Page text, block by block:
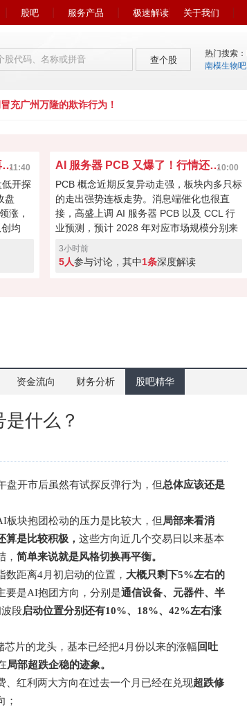
股吧 服务产品 极速解读 关于我们
查个股
热门搜索：
南模生物吧
充广州万隆的欺诈行为！
早盘出现一大隐患！科技股要再次吸干大盘？11:40
开探
盘
涨，
均
成交
起大
AI 服务器 PCB 又爆了！行情还能走多远？10:00
PCB 概念近期反复异动走强，板块内多只标
的走出强势连板走势。消息端催化也很直
接，高盛上调 AI 服务器 PCB 以及 CCL 行
业预测，预计 2028 年对应市场规模分别来
到 840 亿、480 亿美元，机构上调预期给板
块带来想象空间，不过短期连续冲高之后分
3小时前
5人参与讨论，其中1条深度解读
资金流向 财务分析 股吧精华
什么？
开市后虽然有试探反弹行为，但总体应该还是
块抱团松动的压力是比较大，但 局部来看消
是比较积极， 这些方向近几个交易日以来基本
， 简单来说就是风格切换再平衡。
距离4月初启动的位置， 大概只剩下5%左右的
要是AI抱团方向，分别是通信设备、元器件、半
段启动位置分别还有10%、18%、42%左右涨
片的龙头，基本已经把4月份以来的涨幅 回吐
局部超跌企稳的迹象。
红利两大方向在过去一个月已经在兑现超跌修
；